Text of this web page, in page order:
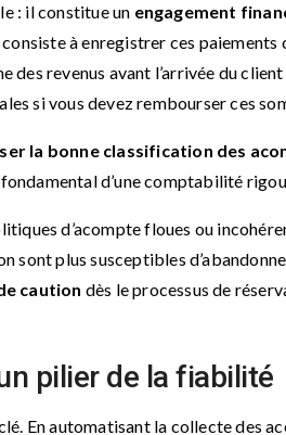
: il constitue un engagement
à enregistrer ces
des revenus avant l’arrivée du
si vous devez rembourser ces
la bonne classification des
d’une comptabilité
d’acompte floues ou
sont plus susceptibles
caution dès le processus de
pilier de la fiabilité
En automatisant la collecte des